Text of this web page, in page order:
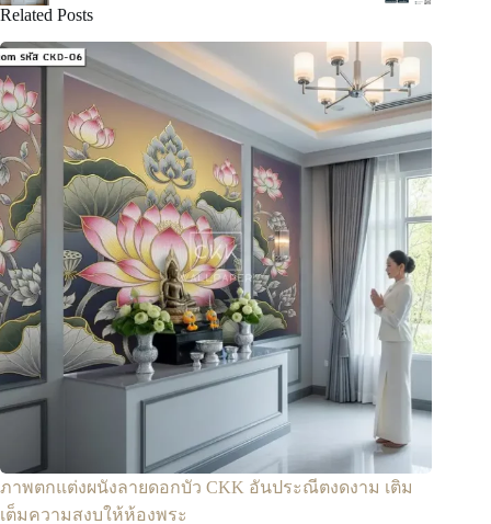
Related Posts
ภาพตกแต่งผนังลายดอกบัว CKK อันประณีตงดงาม เติม
เต็มความสงบให้ห้องพระ